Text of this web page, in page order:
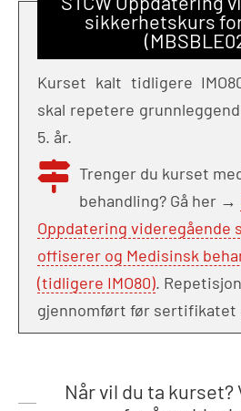
sikkerhetskurs
Kurset kalt tidligere
skal repetere
5. år.
Trenger du kurset
behandling? Gå her →
Oppdatering videregående
offiserer og Medisinsk
(tidligere IMO80).
gjennomført før sertifikatet
Når vil du ta kurset?